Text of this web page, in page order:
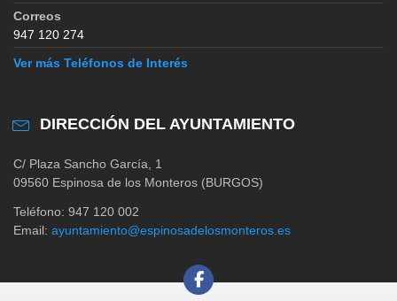
Correos
947 120 274
Ver más Teléfonos de Interés
DIRECCIÓN DEL AYUNTAMIENTO
C/ Plaza Sancho García, 1
09560 Espinosa de los Monteros (BURGOS)
Teléfono: 947 120 002
Email: ayuntamiento@espinosadelosmonteros.es